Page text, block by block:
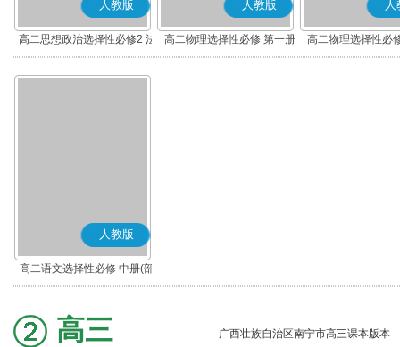
人教版
高二思想政治选择性必修2 法
律与生活(部编版)
人教版
高二物理选择性必修 第一册
人
高二物理选择性必
人教版
高二语文选择性必修 中册(部
编版)
高三 广西壮族自治区南宁市高三课本版本